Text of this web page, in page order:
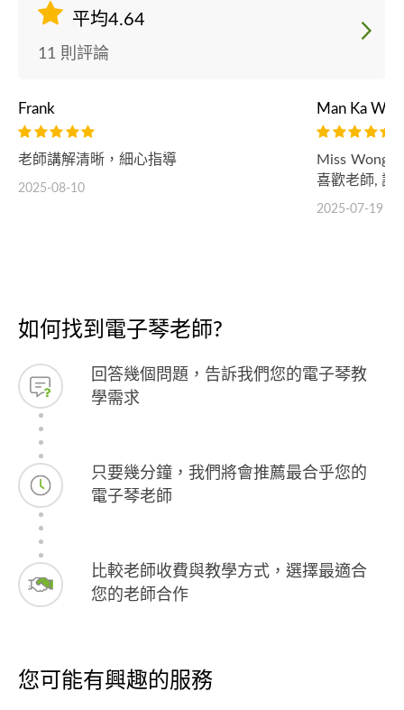
平均4.64
11 則評論
Frank
老師講解清晰，細心指導
2025-08-10
Man Ka Wai
Miss Wong
喜歡老師, 謝
2025-07-19
如何找到電子琴老師?
回答幾個問題，告訴我們您的電子琴教
學需求
只要幾分鐘，我們將會推薦最合乎您的
電子琴老師
比較老師收費與教學方式，選擇最適合
您的老師合作
您可能有興趣的服務